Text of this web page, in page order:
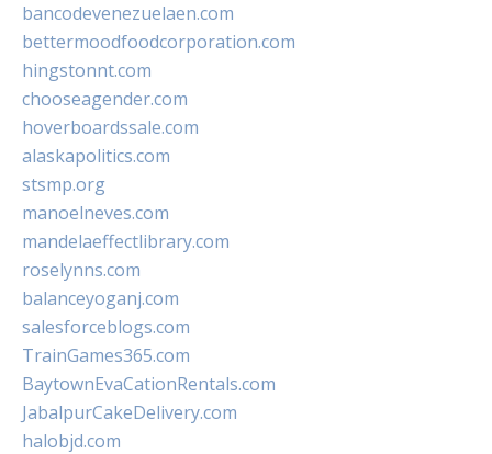
bancodevenezuelaen.com
bettermoodfoodcorporation.com
hingstonnt.com
chooseagender.com
hoverboardssale.com
alaskapolitics.com
stsmp.org
manoelneves.com
mandelaeffectlibrary.com
roselynns.com
balanceyoganj.com
salesforceblogs.com
TrainGames365.com
BaytownEvaCationRentals.com
JabalpurCakeDelivery.com
halobjd.com